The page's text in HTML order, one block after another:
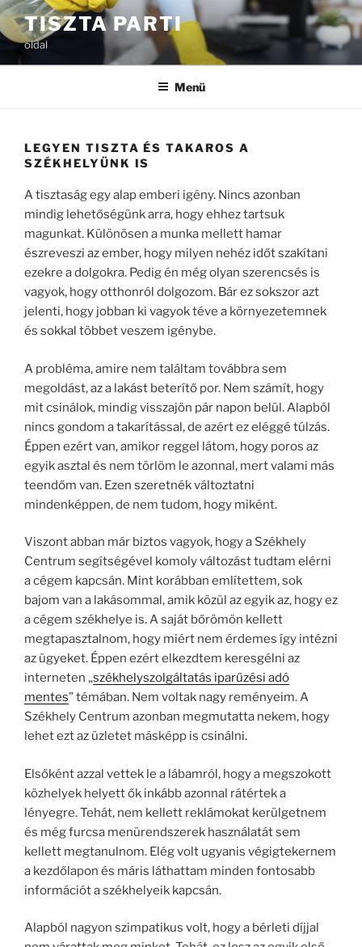
Tartalomhoz
TISZTA PARTI
oldal
Menü
LEGYEN TISZTA ÉS TAKAROS A
SZÉKHELYÜNK IS
A tisztaság egy alap emberi igény. Nincs azonban
mindig lehetőségünk arra, hogy ehhez tartsuk
magunkat. Különösen a munka mellett hamar
észreveszi az ember, hogy milyen nehéz időt szakítani
ezekre a dolgokra. Pedig én még olyan szerencsés is
vagyok, hogy otthonról dolgozom. Bár ez sokszor azt
jelenti, hogy jobban ki vagyok téve a környezetemnek
és sokkal többet veszem igénybe.
A probléma, amire nem találtam továbbra sem
megoldást, az a lakást beterítő por. Nem számít, hogy
mit csinálok, mindig visszajön pár napon belül. Alapból
nincs gondom a takarítással, de azért ez eléggé túlzás.
Éppen ezért van, amikor reggel látom, hogy poros az
egyik asztal és nem törlöm le azonnal, mert valami más
teendőm van. Ezen szeretnék változtatni
mindenképpen, de nem tudom, hogy miként.
Viszont abban már biztos vagyok, hogy a Székhely
Centrum segítségével komoly változást tudtam elérni
a cégem kapcsán. Mint korábban említettem, sok
bajom van a lakásommal, amik közül az egyik az, hogy ez
a cégem székhelye is. A saját bőrömön kellett
megtapasztalnom, hogy miért nem érdemes így intézni
az ügyeket. Éppen ezért elkezdtem keresgélni az
interneten „székhelyszolgáltatás iparűzési adó
mentes” témában. Nem voltak nagy reményeim. A
Székhely Centrum azonban megmutatta nekem, hogy
lehet ezt az üzletet másképp is csinálni.
Elsőként azzal vettek le a lábamról, hogy a megszokott
közhelyek helyett ők inkább azonnal rátértek a
lényegre. Tehát, nem kellett reklámokat kerülgetnem
és még furcsa menürendszerek használatát sem
kellett megtanulnom. Elég volt ugyanis végigtekernem
a kezdőlapon és máris láthattam minden fontosabb
információt a székhelyeik kapcsán.
Alapból nagyon szimpatikus volt, hogy a bérleti díjjal